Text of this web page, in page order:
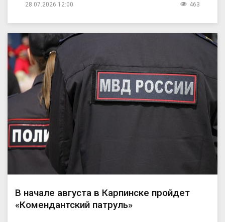
28.07.2026 12:00 463
В начале августа в Карпинске пройдет
«Комендантский патруль»